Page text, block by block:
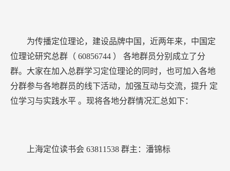
为传播定位理论，建设品牌中国，近两年来，中国定
位理论研究总群（ 60856744 ） 各地群员分别成立了分
群。大家在加入总群学习定位理论的同时，也可加入各地
分群参与各地群员的线下活动，加强互动与交流，提升 定
位学习与实践水平 。现将各地分群情况汇总如下：
上海定位读书会 63811538 群主：潘锦标